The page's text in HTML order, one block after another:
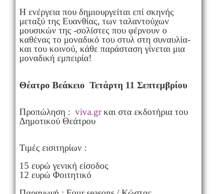
Η ενέργεια που δημιουργείται επί σκηνής
μεταξύ της Ευανθίας, των ταλαντούχων
μουσικών της -σολίστες που φέρνουν ο
καθένας το μοναδικό του στυλ στη συναυλία-
και του κοινού, κάθε παράσταση γίνεται μια
μοναδική εμπειρία!
Θέατρο Βεάκειο Τετάρτη 11 Σεπτεμβρίου
Προπώληση : viva.grκαι στα εκδοτήρια του
Δημοτικού Θεάτρου
Τιμές εισιτηρίων :
15 ευρώ γενική είσοδος
12 ευρώ Φοιτητικό